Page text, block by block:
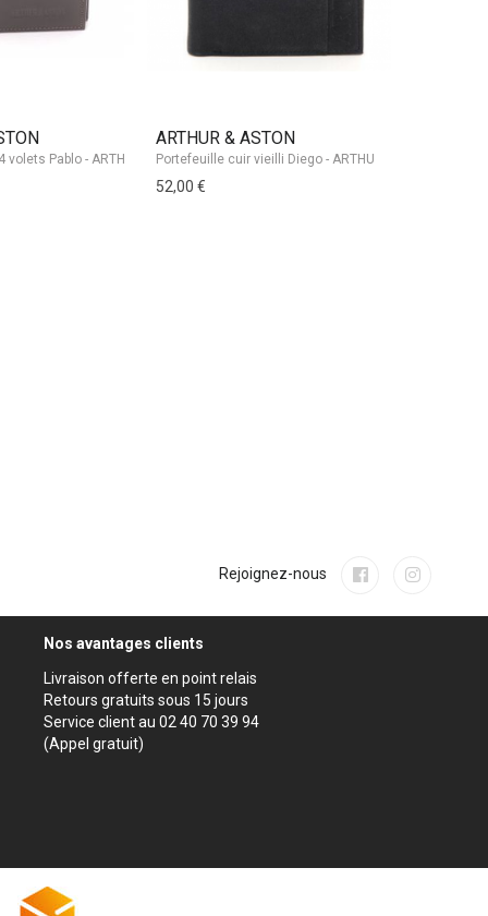
ARTHUR & ASTON
52,00 €
Rejoignez-nous
Nos avantages clients
Livraison offerte en point relais
Retours gratuits sous 15 jours
Service client au 02 40 70 39 94
(Appel gratuit)